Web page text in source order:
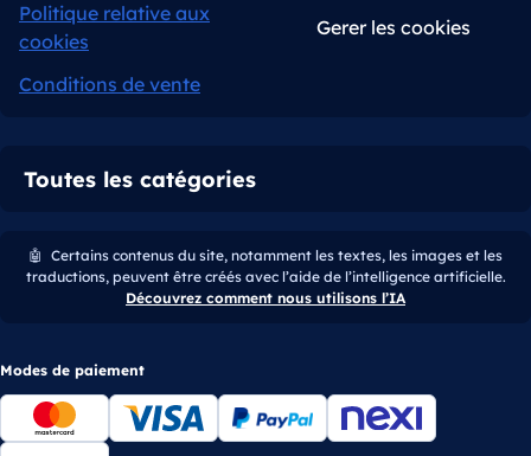
Politique relative aux
cookies
Gerer les cookies
Conditions de vente
Toutes les catégories
🤖 Certains contenus du site, notamment les textes, les images et les
traductions, peuvent être créés avec l’aide de l’intelligence artificielle.
Découvrez comment nous utilisons l’IA
Modes de paiement